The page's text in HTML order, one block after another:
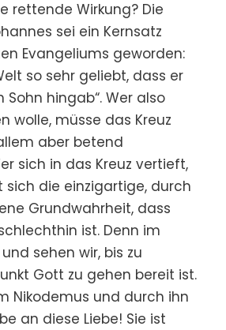
rettende Wirkung? Die
sei ein Kernsatz
Evangeliums geworden:
so sehr geliebt, dass er
Sohn hingab“. Wer also
wolle, müsse das Kreuz
aber betend
sich in das Kreuz vertieft,
die einzigartige, durch
Grundwahrheit, dass
ist. Denn im
sehen wir, bis zu
Gott zu gehen bereit ist.
Nikodemus und durch ihn
an diese Liebe! Sie ist